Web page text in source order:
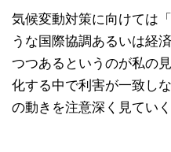
気候変動対策に向けては
うな国際協調あるいは経
つつあるというのが私の
化する中で利害が一致し
の動きを注意深く見てい